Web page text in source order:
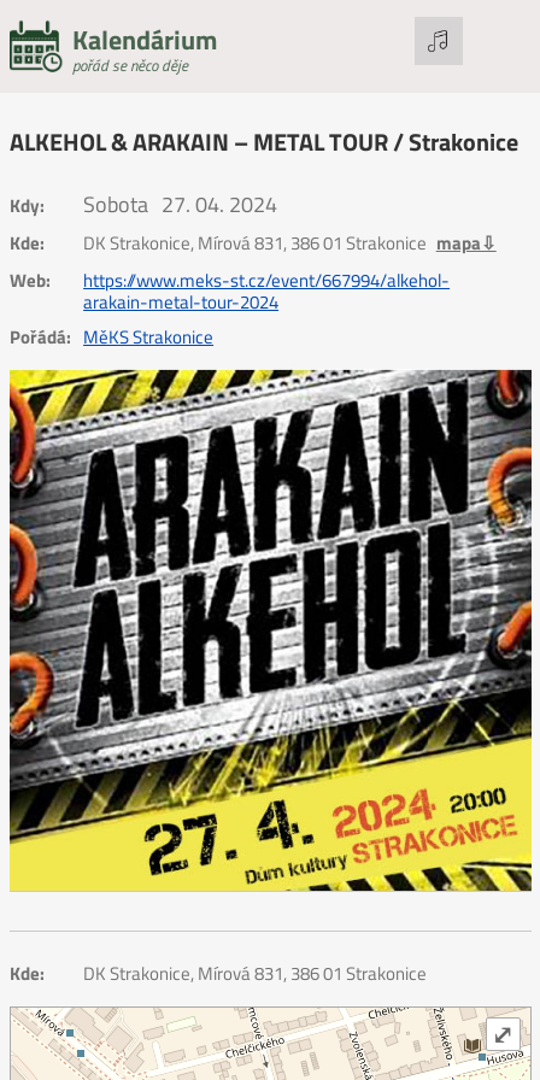
Kalendárium
pořád se něco děje
ALKEHOL & ARAKAIN – METAL TOUR / Strakonice
Kdy: Sobota 27. 04. 2024
Kde: DK Strakonice, Mírová 831, 386 01 Strakonice mapa⇩
Web:
https://www.meks-st.cz/event/667994/alkehol-
arakain-metal-tour-2024
Pořádá: MěKS Strakonice
Kde: DK Strakonice, Mírová 831, 386 01 Strakonice
⤢